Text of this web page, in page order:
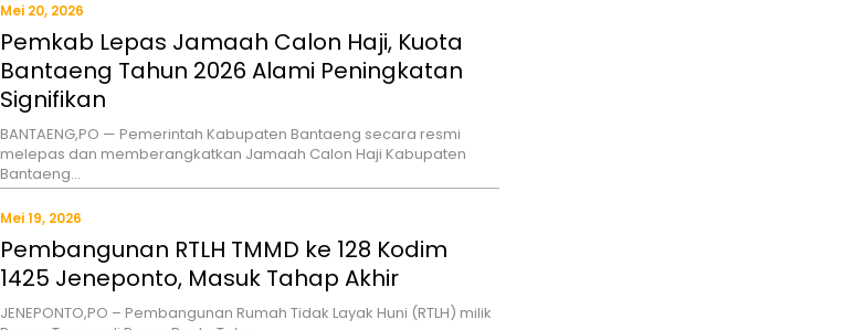
Mei 20, 2026
Pemkab Lepas Jamaah Calon Haji, Kuota
Bantaeng Tahun 2026 Alami Peningkatan
Signifikan
BANTAENG,PO — Pemerintah Kabupaten Bantaeng secara resmi
melepas dan memberangkatkan Jamaah Calon Haji Kabupaten
Bantaeng…
Mei 19, 2026
Pembangunan RTLH TMMD ke 128 Kodim
1425 Jeneponto, Masuk Tahap Akhir
JENEPONTO,PO – Pembangunan Rumah Tidak Layak Huni (RTLH) milik